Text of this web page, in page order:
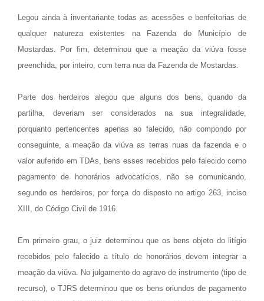
Legou ainda à inventariante todas as acessões e benfeitorias de
qualquer natureza existentes na Fazenda do Município de
Mostardas. Por fim, determinou que a meação da viúva fosse
preenchida, por inteiro, com terra nua da Fazenda de Mostardas.
Parte dos herdeiros alegou que alguns dos bens, quando da
partilha, deveriam ser considerados na sua integralidade,
porquanto pertencentes apenas ao falecido, não compondo por
conseguinte, a meação da viúva as terras nuas da fazenda e o
valor auferido em TDAs, bens esses recebidos pelo falecido como
pagamento de honorários advocatícios, não se comunicando,
segundo os herdeiros, por força do disposto no artigo 263, inciso
XIII, do Código Civil de 1916.
Em primeiro grau, o juiz determinou que os bens objeto do litígio
recebidos pelo falecido a título de honorários devem integrar a
meação da viúva. No julgamento do agravo de instrumento (tipo de
recurso), o TJRS determinou que os bens oriundos de pagamento